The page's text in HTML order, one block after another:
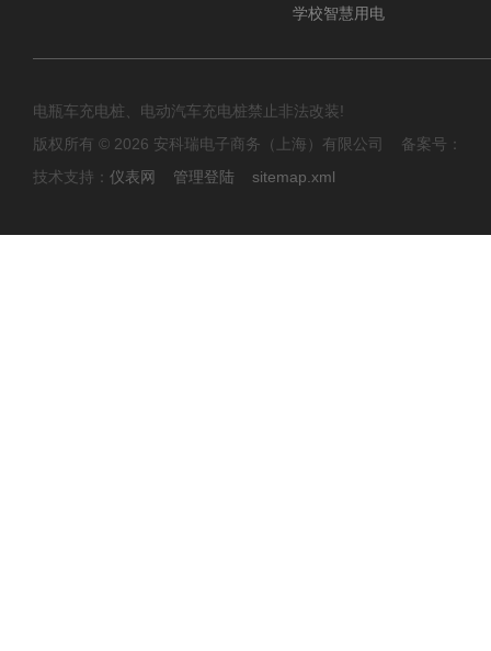
学校智慧用电
电瓶车充电桩、电动汽车充电桩禁止非法改装!
版权所有 © 2026 安科瑞电子商务（上海）有限公司 备案号：
技术支持： 仪表网 管理登陆 sitemap.xml